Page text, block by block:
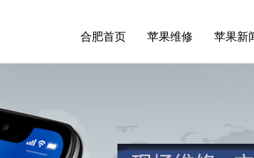
合肥首页 苹果维修 苹果新